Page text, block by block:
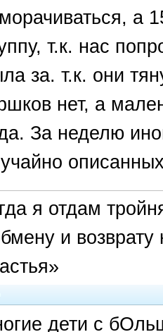
а
т.к. нас
за. т.к. они
нет, а
За неделю
я отдам
и
дети с